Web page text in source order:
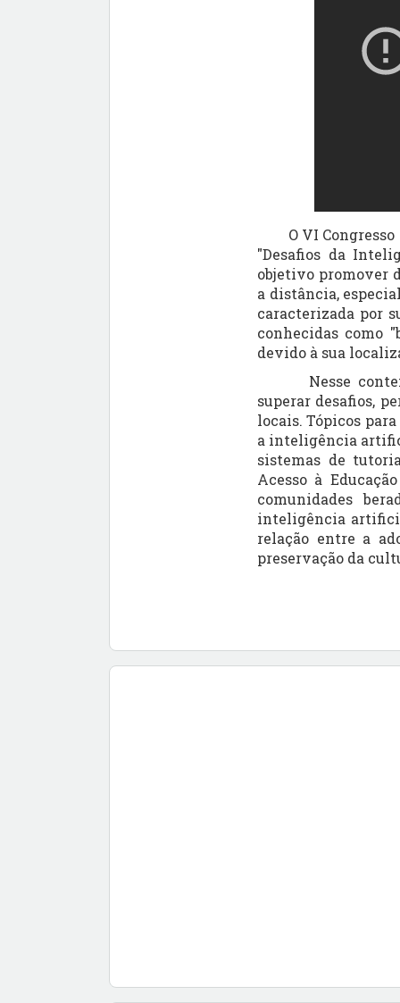
O VI Congresso
"Desafios da
objetivo promover
a distância,
caracterizada por
conhecidas como
devido à sua
Nesse
superar desafios,
locais. Tópicos
a inteligência
sistemas de
Acesso à
comunidades
inteligência
relação entre a
preservação da